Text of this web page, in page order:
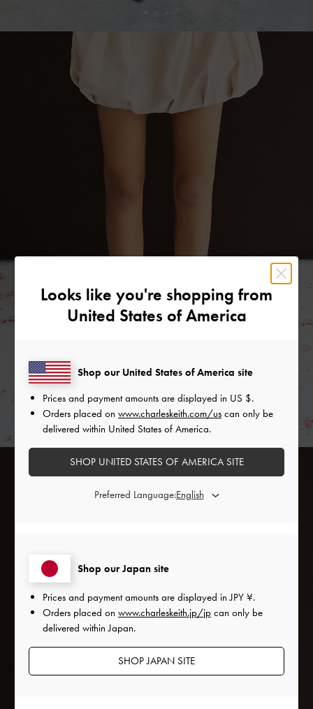
Looks like you're shopping from
United States of America
Shop our Japan site
Prices and payment amounts are displayed inJPY ¥.
Orders placed on www.charleskeith.jp/jp can only be
delivered within Japan.
SHOP JAPAN SITE
Shop our United States of America site
Prices and payment amounts are displayed in US $.
Orders placed on www.charleskeith.com/us can only be
delivered within United States of America.
SHOP UNITED STATES OF AMERICA SITE
Preferred Language: